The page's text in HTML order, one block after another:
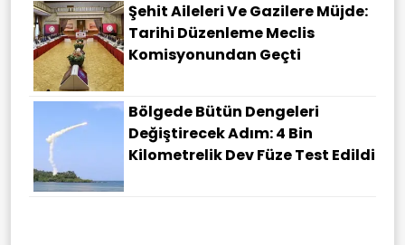
Şehit Aileleri Ve Gazilere Müjde:
Tarihi Düzenleme Meclis
Komisyonundan Geçti
Bölgede Bütün Dengeleri
Değiştirecek Adım: 4 Bin
Kilometrelik Dev Füze Test Edildi